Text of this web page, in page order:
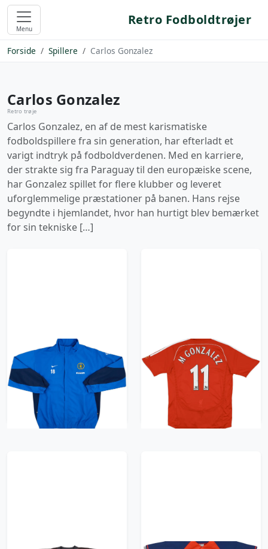
Menu
Retro Fodboldtrøjer
Forside Spillere Carlos Gonzalez
Carlos Gonzalez
Retro trøje
Carlos Gonzalez, en af de mest karismatiske
fodboldspillere fra sin generation, har efterladt et
varigt indtryk på fodboldverdenen. Med en karriere,
der strakte sig fra Paraguay til den europæiske scene,
har Gonzalez spillet for flere klubber og leveret
uforglemmelige præstationer på banen. Hans rejse
begyndte i hjemlandet, hvor han hurtigt blev bemærket
for sin tekniske […]
2003-04 Inter Milan
Player Issue Track
Jacket #18 (González)
- 8/10 - (M)
2088 kr / £239.99
2006-08 Liverpool
Home Shirt M
Gonzalez #11 - 5/10 -
(L)
731 kr / £83.99